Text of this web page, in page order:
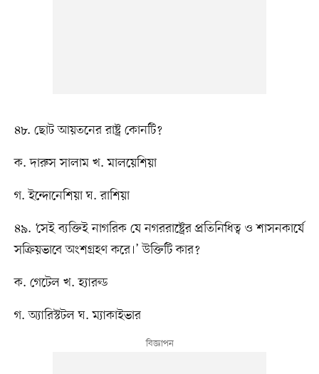
৪৮. ছোট আয়তনের রাষ্ট্র কোনটি?
ক. দারুস সালাম খ. মালয়েশিয়া
গ. ইন্দোনেশিয়া ঘ. রাশিয়া
৪৯. ‘সেই ব্যক্তিই নাগরিক যে নগররাষ্ট্রের প্রতিনিধিত্ব ও শাসনকার্যে
সক্রিয়ভাবে অংশগ্রহণ করে।’ উক্তিটি কার?
ক. গেটেল খ. হ্যারল্ড
গ. অ্যারিস্টটল ঘ. ম্যাকাইভার